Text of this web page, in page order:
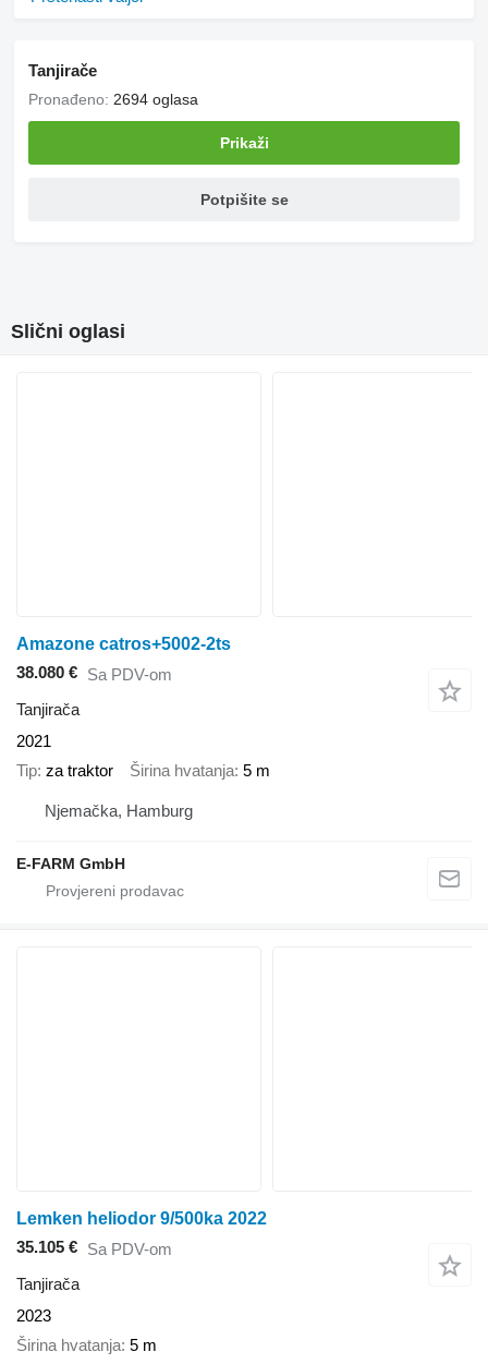
Tanjirače
Pronađeno: 2694 oglasa
Prikaži
Potpišite se
Slični oglasi
Amazone catros+5002-2ts
38.080 € Sa PDV-om
Tanjirača
2021
Tip za traktor Širina hvatanja 5 m
Njemačka, Hamburg
E-FARM GmbH
Lemken heliodor 9/500ka 2022
35.105 € Sa PDV-om
Tanjirača
2023
Širina hvatanja 5 m